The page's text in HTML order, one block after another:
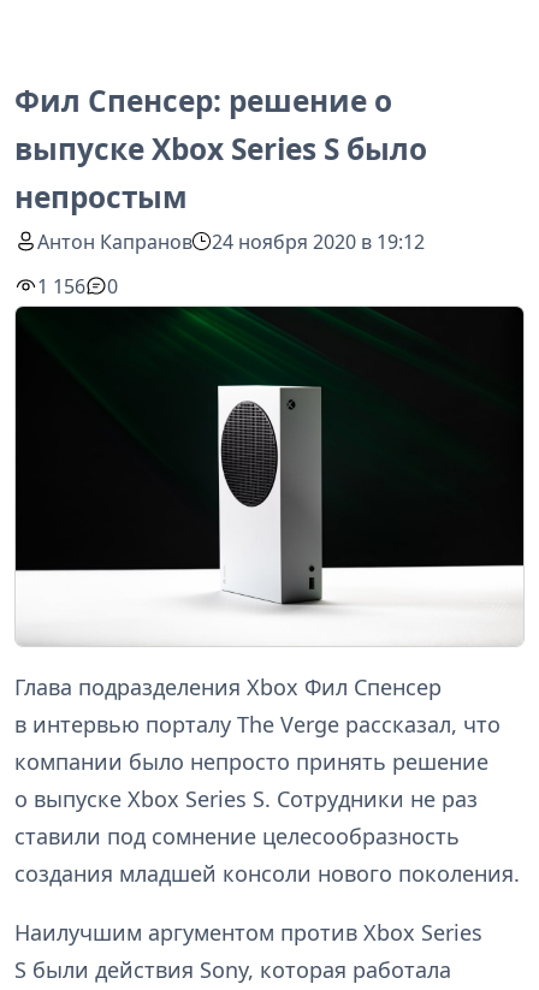
Фил Спенсер: решение о
выпуске Xbox Series S было
непростым
Антон Капранов
24 ноября 2020 в 19:12
1 156
0
Глава подразделения Xbox Фил Спенсер
в интервью порталу The Verge рассказал, что
компании было непросто принять решение
о выпуске Xbox Series S. Сотрудники не раз
ставили под сомнение целесообразность
создания младшей консоли нового поколения.
Наилучшим аргументом против Xbox Series
S были действия Sony, которая работала